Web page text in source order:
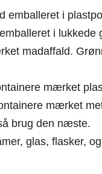
emballeret i
i
madaffald.
mærket
mærket
brug den næste.
glas, flasker,